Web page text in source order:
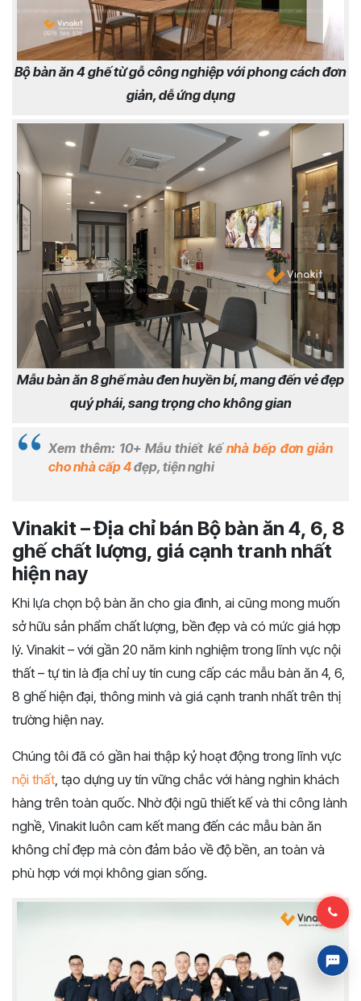
Bộ bàn ăn 4 ghế từ gỗ công nghiệp với phong cách đơn
giản, dễ ứng dụng
Mẫu bàn ăn 8 ghế màu đen huyền bí, mang đến vẻ đẹp
quý phái, sang trọng cho không gian
Xem thêm: 10+ Mẫu thiết kếnhà bếp đơn giản
cho nhà cấp 4đẹp, tiện nghi
Vinakit – Địa chỉ bán Bộ bàn ăn 4, 6, 8
ghế chất lượng, giá cạnh tranh nhất
hiện nay
Khi lựa chọn bộ bàn ăn cho gia đình, ai cũng mong muốn
sở hữu sản phẩm chất lượng, bền đẹp và có mức giá hợp
lý. Vinakit – với gần 20 năm kinh nghiệm trong lĩnh vực nội
thất – tự tin là địa chỉ uy tín cung cấp các mẫu bàn ăn 4, 6,
8 ghế hiện đại, thông minh và giá cạnh tranh nhất trên thị
trường hiện nay.
Chúng tôi đã có gần hai thập kỷ hoạt động trong lĩnh vực
nội thất, tạo dựng uy tín vững chắc với hàng nghìn khách
hàng trên toàn quốc. Nhờ đội ngũ thiết kế và thi công lành
nghề, Vinakit luôn cam kết mang đến các mẫu bàn ăn
không chỉ đẹp mà còn đảm bảo về độ bền, an toàn và
phù hợp với mọi không gian sống.